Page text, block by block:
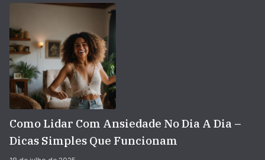
Como Lidar Com Ansiedade No Dia A Dia –
Dicas Simples Que Funcionam